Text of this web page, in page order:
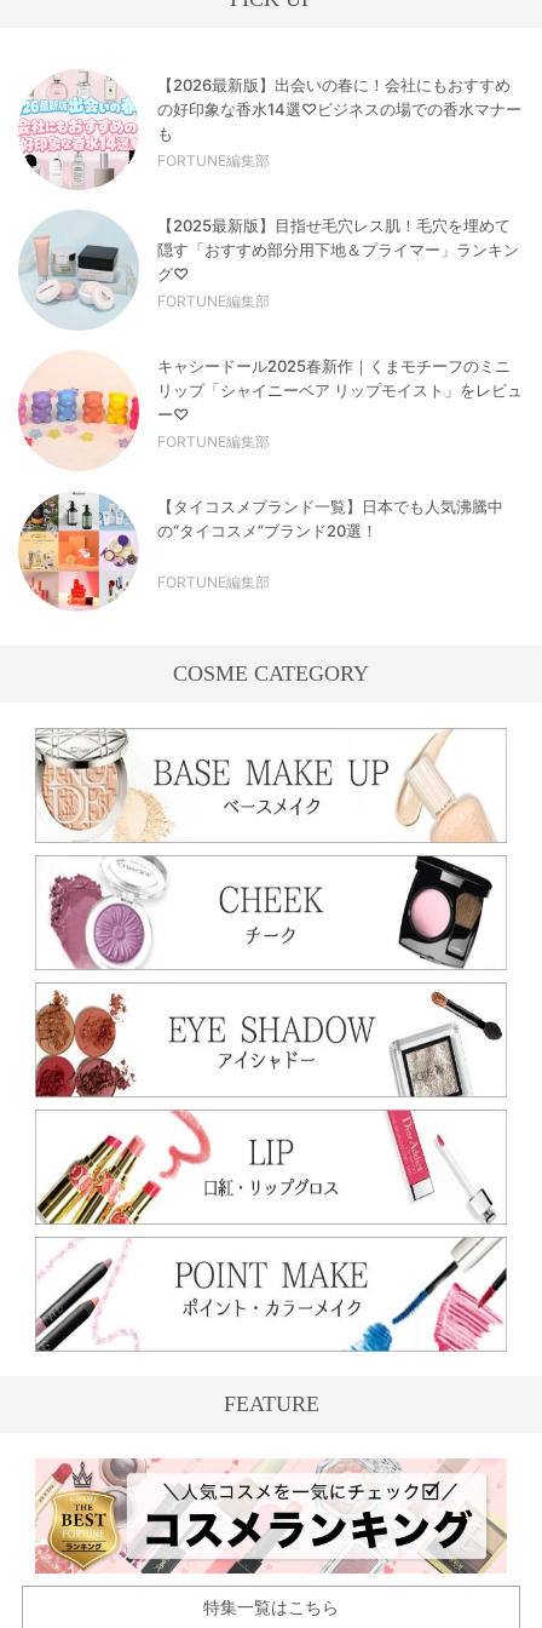
【2026最新版】出会いの春に！会社にもおすすめ
の好印象な香水14選♡ビジネスの場での香水マナー
も
FORTUNE編集部
【2025最新版】目指せ毛穴レス肌！毛穴を埋めて
隠す「おすすめ部分用下地＆プライマー」ランキン
グ♡
FORTUNE編集部
キャシードール2025春新作｜くまモチーフのミニ
リップ「シャイニーベア リップモイスト」をレビュ
ー♡
FORTUNE編集部
【タイコスメブランド一覧】日本でも人気沸騰中
の“タイコスメ”ブランド20選！
FORTUNE編集部
COSME CATEGORY
FEATURE
特集一覧はこちら